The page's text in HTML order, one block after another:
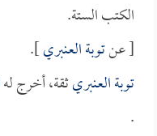
الكتب الستة.
[ عنتوبة العنبري].
توبة العنبريثقة، أخرج له
.